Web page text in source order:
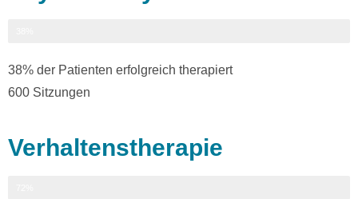
38% der Patienten erfolgreich therapiert
600 Sitzungen
Verhaltenstherapie